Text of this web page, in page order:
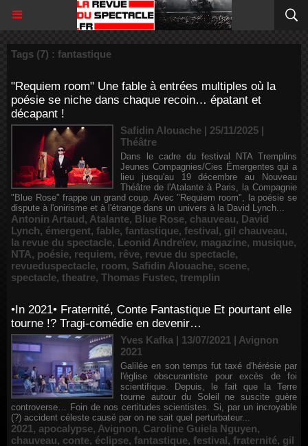
Tags (7) : fantastique
"Requiem room" Une fable à entrées multiples où la
poésie se niche dans chaque recoin… épatant et
décapant !
Safidin Alouache | 25/11/2025 |
Théâtre
Dans le cadre du festival NTA Tremplins
Jeunes Compagnies/Cies Émergentes qui a
lieu jusqu'au 19 décembre au Nouveau
Théâtre de l'Atalante à Paris, la Compagnie
"Blue Rose" frappe un grand coup. Avec "Requiem room", la poésie se
dispute à l'onirisme et à l'étrange dans un univers à la David Lynch...
Antonin Artaud, Atalante, Blue Rose, chauveau, David
Lynch, émergent, fable, fantastique, festival, gil chauveau,
la revue du spectacle, Leonid Andreïev, magazine, musique,
NTA, poésie, requiem, rêve, revue du spectacle,
revueduspectacle, room, Safidin Alouache, scene,
spectacle, theatre, Thomas Fustec, tremplin
•In 2021• Fraternité, Conte Fantastique Et pourtant elle
tourne !? Tragi-comédie en devenir…
Yves Kafka | 13/07/2021 | Avignon
2021
Galilée en son temps fut taxé d'hérésie par
l'église obscurantiste pour excès de foi
scientifique. Depuis, le fait que la Terre
tourne autour du Soleil ne suscite guère
controverse… Foin de nos certitudes scientistes. Si, par un incroyable
(?) accident céleste causé par on ne sait quel perturbateur...
2021, apocalypse, Avignon, Caroline Guiela Nguyen,
chauveau, conte, éclipse, fantastique, festival, fraternité, gil